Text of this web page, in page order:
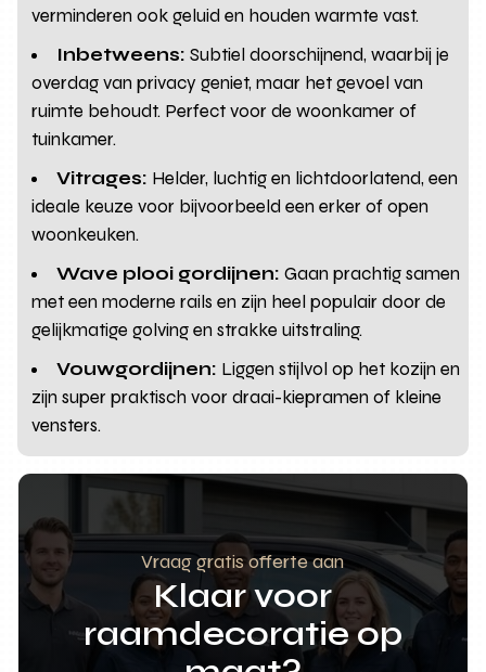
verminderen ook geluid en houden warmte vast.
Inbetweens: Subtiel doorschijnend, waarbij je
overdag van privacy geniet, maar het gevoel van
ruimte behoudt. Perfect voor de woonkamer of
tuinkamer.
Vitrages: Helder, luchtig en lichtdoorlatend, een
ideale keuze voor bijvoorbeeld een erker of open
woonkeuken.
Wave plooi gordijnen: Gaan prachtig samen
met een moderne rails en zijn heel populair door de
gelijkmatige golving en strakke uitstraling.
Vouwgordijnen: Liggen stijlvol op het kozijn en
zijn super praktisch voor draai-kiepramen of kleine
vensters.
Vraag gratis offerte aan
Klaar voor
raamdecoratie op